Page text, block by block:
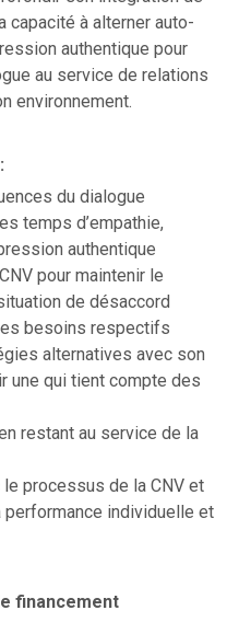
capacité à alterner auto-
authentique pour
au service de relations
environnement.
du dialogue
temps d’empathie,
authentique
pour maintenir le
de désaccord
besoins respectifs
alternatives avec son
une qui tient compte des
restant au service de la
processus de la CNV et
performance individuelle et
financement